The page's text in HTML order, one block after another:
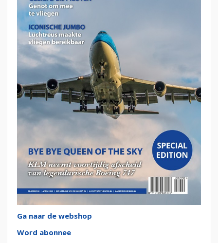
Ga naar de webshop
Word abonnee